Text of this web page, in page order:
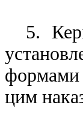
5.
формами
цим